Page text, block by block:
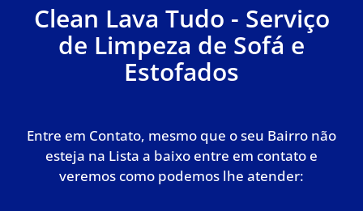
Clean Lava Tudo - Serviço
de Limpeza de Sofá e
Estofados
Entre em Contato, mesmo que o seu Bairro não
esteja na Lista a baixo entre em contato e
veremos como podemos lhe atender: